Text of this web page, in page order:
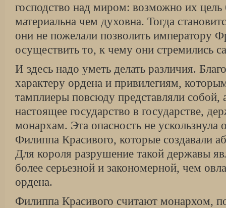
господство над миром: возможно их цель
материальна чем духовна. Тогда
они не пожелали позволить императору
осуществить то, к чему они стремились
И здесь надо уметь делать различия.
характеру ордена и привилегиям,
тамплиеры повсюду представляли
настоящее государство в государстве,
монархам. Эта опасность не ускользнула
Филиппа Красивого, которые создавали
Для короля разрушение такой державы
более серьезной и закономерной, чем
ордена.
Филиппа Красивого считают монархом,